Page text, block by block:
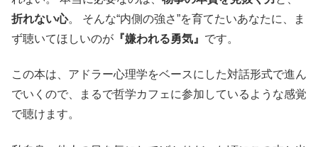
折れない心。 そんな“内側の強さ”を育てたいあなたに、ま
ず聴いてほしいのが 『嫌われる勇気』 です。
この本は、アドラー心理学をベースにした対話形式で進ん
でいくので、まるで哲学カフェに参加しているような感覚
で聴けます。